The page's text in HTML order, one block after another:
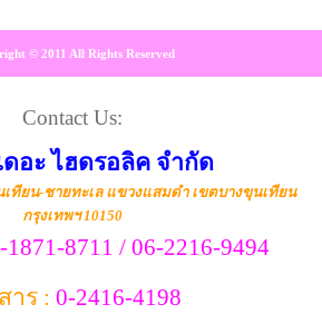
© 2011 All Rights Reserved
Contact Us:
ดอะ ไฮดรอลิค จำกัด
เทียน-ชายทะเล แขวงแสมดำ เขตบางขุนเทียน
กรุงเทพฯ 10150
1871-8711 / 06-2216-9494
าร : 0-2416-4198